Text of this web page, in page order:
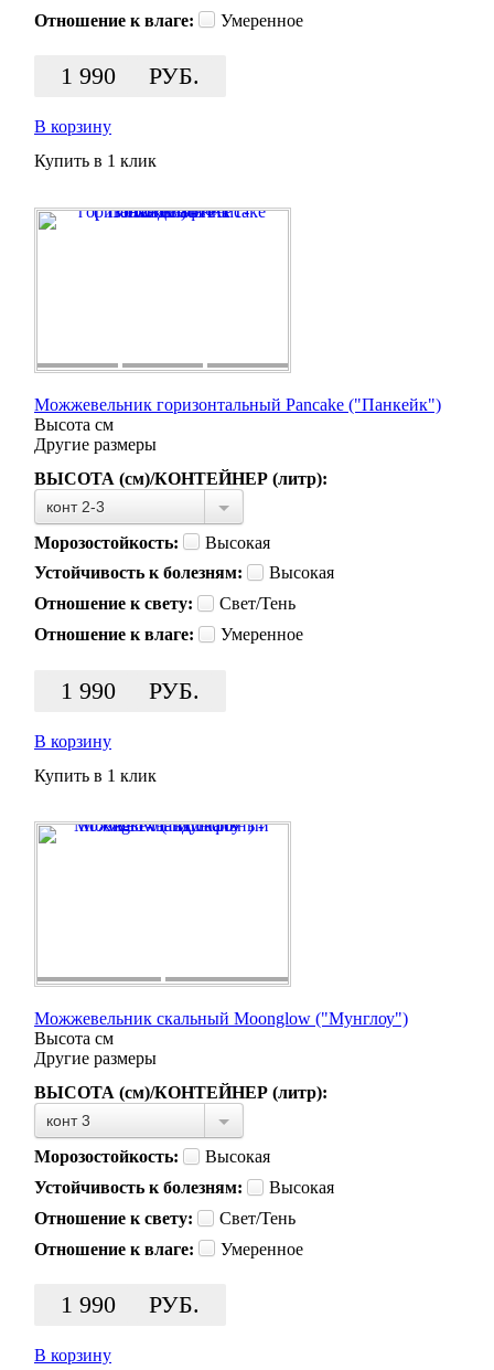
Отношение к влаге:
Умеренное
1 990 РУБ.
В корзину
Купить в 1 клик
Можжевельник горизонтальный Pancake ("Панкейк")
Высота см
Другие размеры
ВЫСОТА (см)/КОНТЕЙНЕР (литр):
конт 2-3
Морозостойкость:
Высокая
Устойчивость к болезням:
Высокая
Отношение к свету:
Свет/Тень
Отношение к влаге:
Умеренное
1 990 РУБ.
В корзину
Купить в 1 клик
Можжевельник скальный Moonglow ("Мунглоу")
Высота см
Другие размеры
ВЫСОТА (см)/КОНТЕЙНЕР (литр):
конт 3
Морозостойкость:
Высокая
Устойчивость к болезням:
Высокая
Отношение к свету:
Свет/Тень
Отношение к влаге:
Умеренное
1 990 РУБ.
В корзину